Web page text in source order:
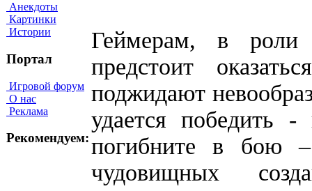
Анекдоты
Картинки
Истории
Портал
Игровой форум
О нас
Реклама
Рекомендуем:
Геймерам, в роли
предстоит
поджидают
удается победить -
погибните в бою
чудовищных